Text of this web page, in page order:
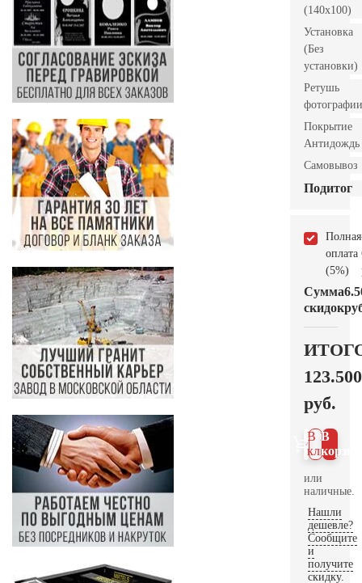
(140х100)
Установка
(Без
установки)
Ретушь
фотографии
Покрытие
Антидождь
Самовывоз
Подитог
Полная
оплата
(5%)
Сумма
скидок
123.500
руб.
В
В 1
клик
или
наличные.
Нашли
дешевле?
Сообщите
и
получите
скидку.